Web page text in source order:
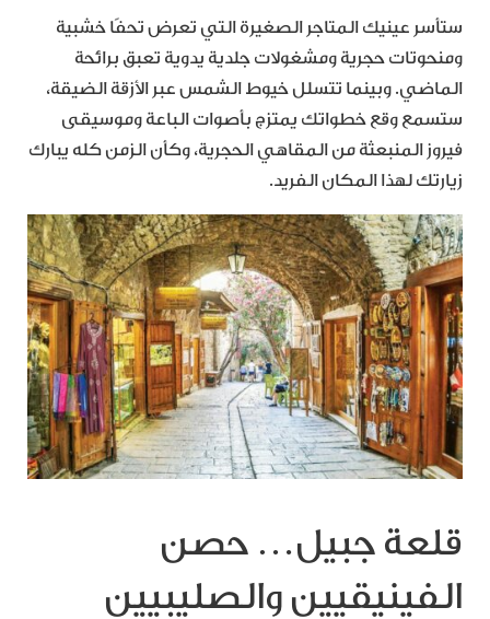
ستأسر عينيك المتاجر الصغيرة التي تعرض تحفًا خشبية
ومنحوتات حجرية ومشغولات جلدية يدوية تعبق برائحة
الماضي. وبينما تتسلل خيوط الشمس عبر الأزقة الضيقة،
ستسمع وقع خطواتك يمتزج بأصوات الباعة وموسيقى
فيروز المنبعثة من المقاهي الحجرية، وكأن الزمن كله يبارك
زيارتك لهذا المكان الفريد.
قلعة جبيل… حصن
الفينيقيين والصليبيين